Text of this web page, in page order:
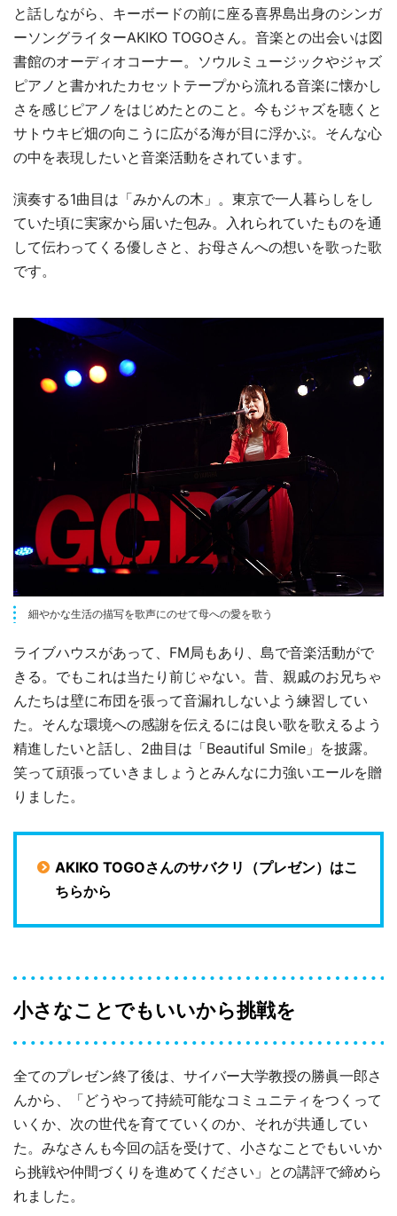
と話しながら、キーボードの前に座る喜界島出身のシンガ
ーソングライターAKIKO TOGOさん。音楽との出会いは図
書館のオーディオコーナー。ソウルミュージックやジャズ
ピアノと書かれたカセットテープから流れる音楽に懐かし
さを感じピアノをはじめたとのこと。今もジャズを聴くと
サトウキビ畑の向こうに広がる海が目に浮かぶ。そんな心
の中を表現したいと音楽活動をされています。
演奏する1曲目は「みかんの木」。東京で一人暮らしをし
ていた頃に実家から届いた包み。入れられていたものを通
して伝わってくる優しさと、お母さんへの想いを歌った歌
です。
細やかな生活の描写を歌声にのせて母への愛を歌う
ライブハウスがあって、FM局もあり、島で音楽活動がで
きる。でもこれは当たり前じゃない。昔、親戚のお兄ちゃ
んたちは壁に布団を張って音漏れしないよう練習してい
た。そんな環境への感謝を伝えるには良い歌を歌えるよう
精進したいと話し、2曲目は「Beautiful Smile」を披露。
笑って頑張っていきましょうとみんなに力強いエールを贈
りました。
AKIKO TOGOさんのサバクリ（プレゼン）はこ
ちらから
小さなことでもいいから挑戦を
全てのプレゼン終了後は、サイバー大学教授の勝眞一郎さ
んから、「どうやって持続可能なコミュニティをつくって
いくか、次の世代を育てていくのか、それが共通してい
た。みなさんも今回の話を受けて、小さなことでもいいか
ら挑戦や仲間づくりを進めてください」との講評で締めら
れました。